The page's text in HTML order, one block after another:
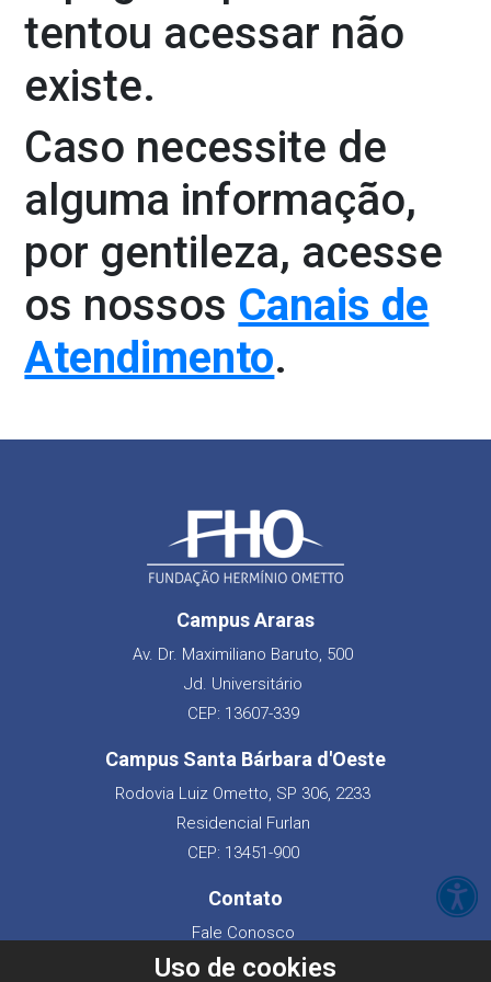
tentou acessar não
existe.
Caso necessite de
alguma informação,
por gentileza, acesse
os nossos Canais de
Atendimento.
Campus Araras
Av. Dr. Maximiliano Baruto, 500
Jd. Universitário
CEP: 13607-339
Campus Santa Bárbara d'Oeste
Rodovia Luiz Ometto, SP 306, 2233
Residencial Furlan
CEP: 13451-900
Contato
Fale Conosco
Converse pelo WhatsApp
Uso de cookies